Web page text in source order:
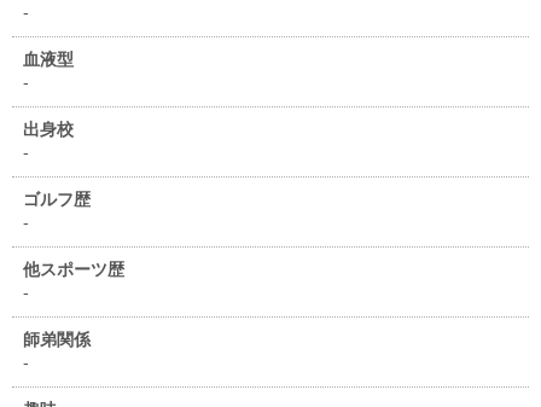
-
血液型
-
出身校
-
ゴルフ歴
-
他スポーツ歴
-
師弟関係
-